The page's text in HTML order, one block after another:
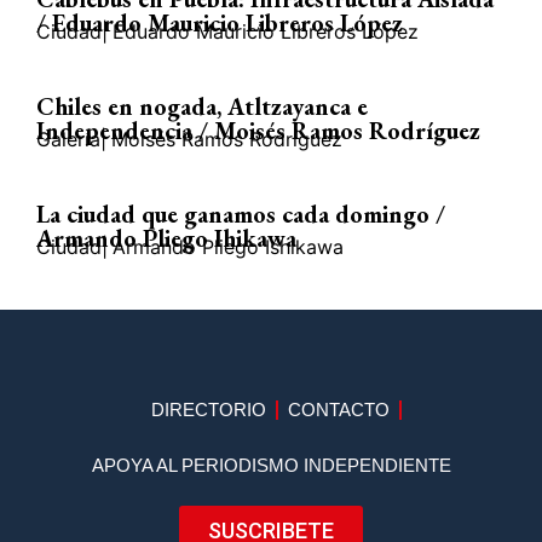
/ Eduardo Mauricio Libreros López
Ciudad| Eduardo Mauricio Libreros López
Chiles en nogada, Atltzayanca e
Independencia / Moisés Ramos Rodríguez
Galería| Moisés Ramos Rodríguez
La ciudad que ganamos cada domingo /
Armando Pliego Ihikawa
Ciudad| Armando Pliego Ishikawa
DIRECTORIO CONTACTO
APOYA AL PERIODISMO INDEPENDIENTE
SUSCRIBETE